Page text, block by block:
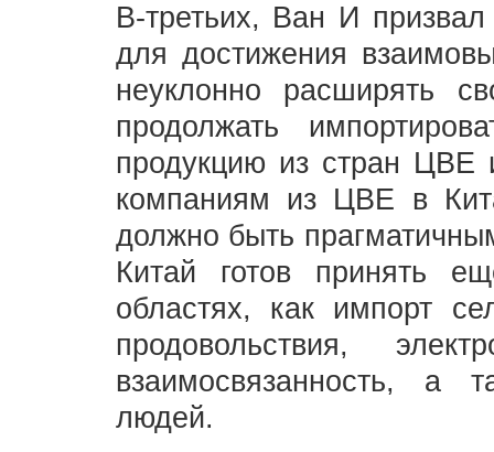
В-третьих, Ван И призвал
для достижения
неуклонно расширять
продолжать
продукцию из стран ЦВЕ
компаниям из ЦВЕ в
должно быть
Китай готов принять
областях, как импорт
продовольствия,
взаимосвязанность, а
людей.